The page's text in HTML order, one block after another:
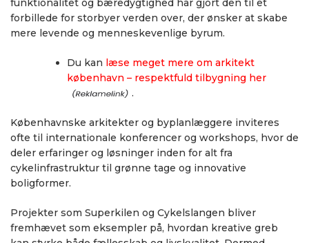
funktionalitet og bæredygtighed har gjort den til et
forbillede for storbyer verden over, der ønsker at skabe
mere levende og menneskevenlige byrum.
Du kan læse meget mere om arkitekt
københavn – respektfuld tilbygning her
.
Københavnske arkitekter og byplanlæggere inviteres
ofte til internationale konferencer og workshops, hvor de
deler erfaringer og løsninger inden for alt fra
cykelinfrastruktur til grønne tage og innovative
boligformer.
Projekter som Superkilen og Cykelslangen bliver
fremhævet som eksempler på, hvordan kreative greb